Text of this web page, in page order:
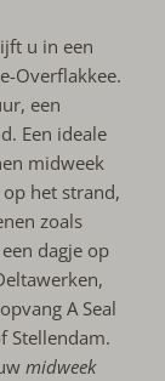
u in een
Overflakkee.
een
Een ideale
midweek
het strand,
zoals
dagje op
A Seal
Stellendam.
midweek